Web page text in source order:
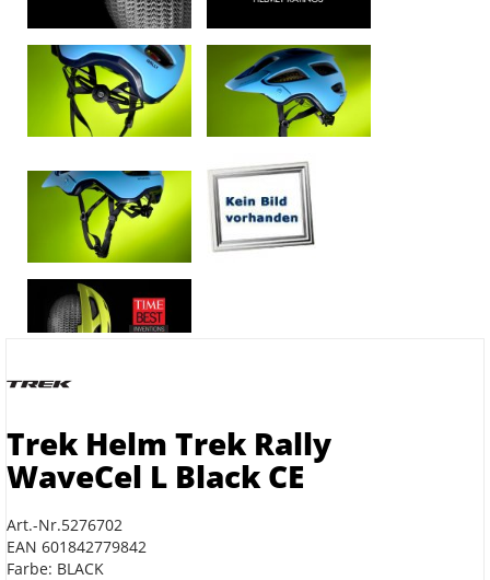
Trek Helm Trek Rally
WaveCel L Black CE
Art.-Nr.5276702
EAN 601842779842
Farbe: BLACK